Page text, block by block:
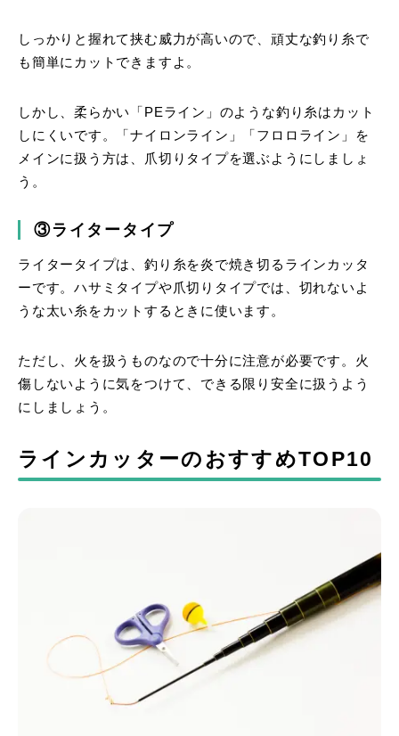
しっかりと握れて挟む威力が高いので、頑丈な釣り糸で
も簡単にカットできますよ。
しかし、柔らかい「PEライン」のような釣り糸はカット
しにくいです。「ナイロンライン」「フロロライン」を
メインに扱う方は、爪切りタイプを選ぶようにしましょ
う。
③ライタータイプ
ライタータイプは、釣り糸を炎で焼き切るラインカッタ
ーです。ハサミタイプや爪切りタイプでは、切れないよ
うな太い糸をカットするときに使います。
ただし、火を扱うものなので十分に注意が必要です。火
傷しないように気をつけて、できる限り安全に扱うよう
にしましょう。
ラインカッターのおすすめTOP10